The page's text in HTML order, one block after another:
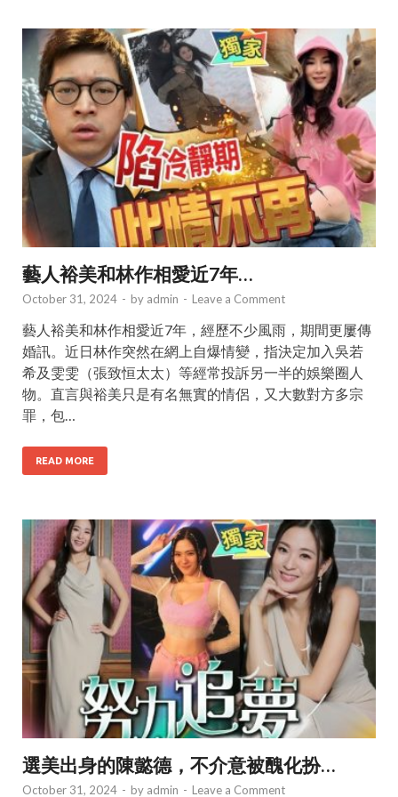
藝人裕美和林作相愛近7年…
October 31, 2024 - by admin - Leave a Comment
藝人裕美和林作相愛近7年，經歷不少風雨，期間更屢傳
婚訊。近日林作突然在網上自爆情變，指決定加入吳若
希及雯雯（張致恒太太）等經常投訴另一半的娛樂圈人
物。直言與裕美只是有名無實的情侶，又大數對方多宗
罪，包…
READ MORE
選美出身的陳懿德，不介意被醜化扮…
October 31, 2024 - by admin - Leave a Comment